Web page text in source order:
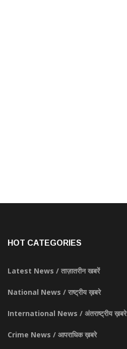
HOT CATEGORIES
Latest News / ताज़ातरीन खबरें
National News / राष्ट्रीय ख़बरे
International News / अंतराष्ट्रीय ख़बरे
Crime News / आपराधिक ख़बरे